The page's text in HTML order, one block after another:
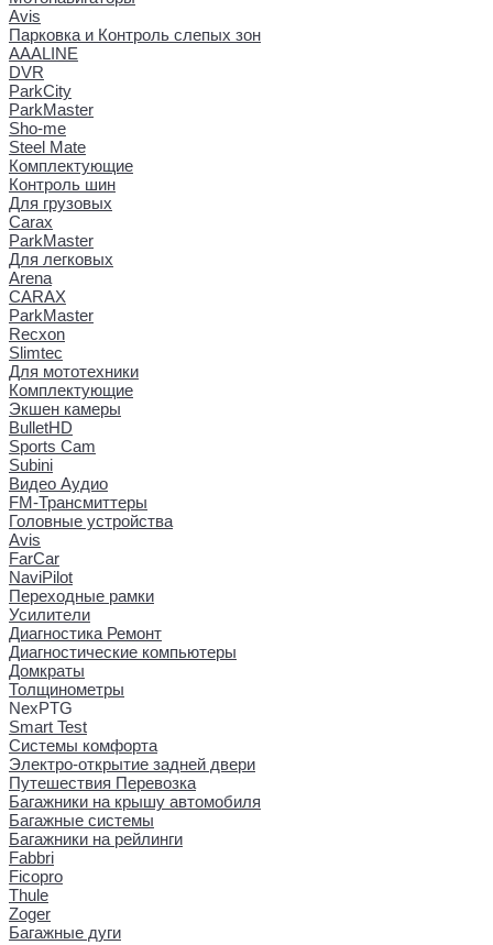
Avis
Парковка и Контроль слепых зон
AAALINE
DVR
ParkCity
ParkMaster
Sho-me
Steel Mate
Комплектующие
Контроль шин
Для грузовых
Carax
ParkMaster
Для легковых
Arena
CARAX
ParkMaster
Recxon
Slimtec
Для мототехники
Комплектующие
Экшен камеры
BulletHD
Sports Cam
Subini
Видео Аудио
FM-Трансмиттеры
Головные устройства
Avis
FarCar
NaviPilot
Переходные рамки
Усилители
Диагностика Ремонт
Диагностические компьютеры
Домкраты
Толщинометры
NexPTG
Smart Test
Системы комфорта
Электро-открытие задней двери
Путешествия Перевозка
Багажники на крышу автомобиля
Багажные системы
Багажники на рейлинги
Fabbri
Ficopro
Thule
Zoger
Багажные дуги